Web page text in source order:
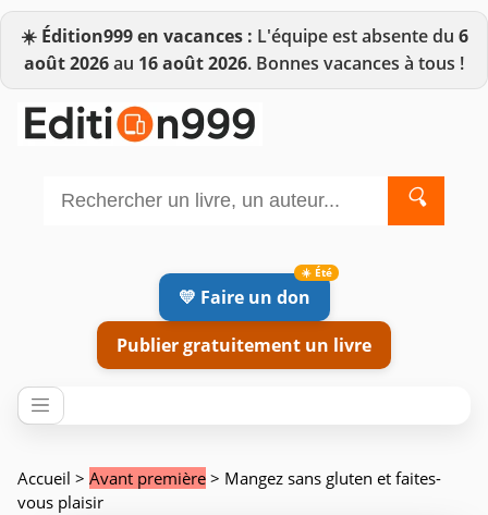
☀️ Édition999 en vacances : L'équipe est absente du 6
août 2026au 16 août 2026. Bonnes vacances à tous !
🔍
💛 Faire un don
Publier gratuitement un livre
Accueil > Avant première > Mangez sans gluten et faites-
vous plaisir